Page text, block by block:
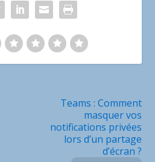
Teams : Comment
masquer vos
notifications privées
lors d’un partage
d’écran ?